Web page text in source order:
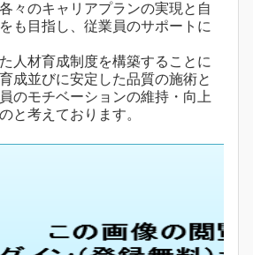
々のキャリアプランの実現と自
も目指し、従業員のサポートに
人材育成制度を構築することに
成並びに安定した品質の施術と
のモチベーションの維持・向上
と考えております。